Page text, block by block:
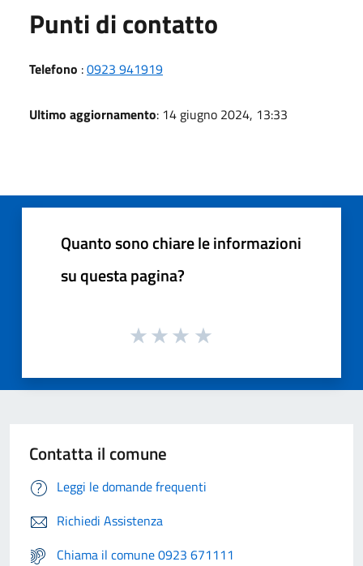
Punti di contatto
Telefono :0923 941919
Ultimo aggiornamento: 14 giugno 2024, 13:33
Quanto sono chiare le informazioni
su questa pagina?
Contatta il comune
Leggi le domande frequenti
Richiedi Assistenza
Chiama il comune 0923 671111